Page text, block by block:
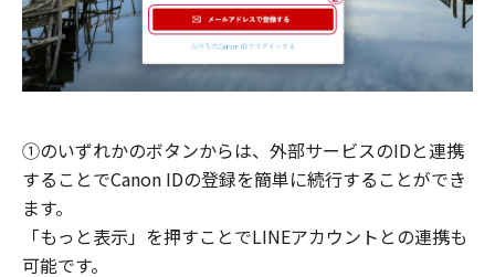
①のいずれかのボタンからは、外部サービスのIDと連携
することでCanon IDの登録を簡単に続行することができ
ます。
「もっと表示」を押すことでLINEアカウントとの連携も
可能です。